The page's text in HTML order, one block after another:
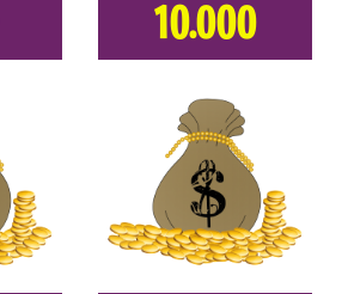
10.000